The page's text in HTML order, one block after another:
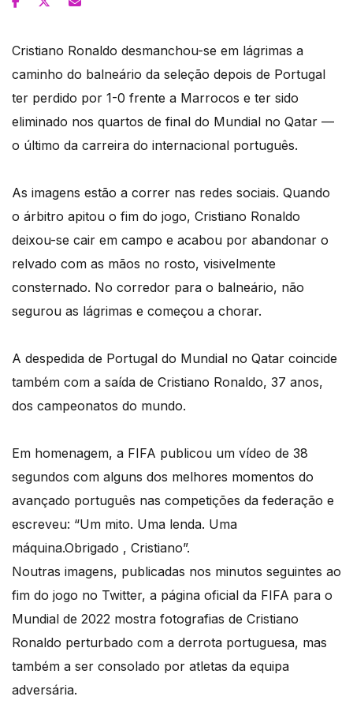
Cristiano Ronaldo desmanchou-se em lágrimas a
caminho do balneário da seleção depois de Portugal
ter perdido por 1-0 frente a Marrocos e ter sido
eliminado nos quartos de final do Mundial no Qatar —
o último da carreira do internacional português.
As imagens estão a correr nas redes sociais. Quando
o árbitro apitou o fim do jogo, Cristiano Ronaldo
deixou-se cair em campo e acabou por abandonar o
relvado com as mãos no rosto, visivelmente
consternado. No corredor para o balneário, não
segurou as lágrimas e começou a chorar.
A despedida de Portugal do Mundial no Qatar coincide
também com a saída de Cristiano Ronaldo, 37 anos,
dos campeonatos do mundo.
Em homenagem, a FIFA publicou um vídeo de 38
segundos com alguns dos melhores momentos do
avançado português nas competições da federação e
escreveu: “Um mito. Uma lenda. Uma
máquina.Obrigado , Cristiano”.
Noutras imagens, publicadas nos minutos seguintes ao
fim do jogo no Twitter, a página oficial da FIFA para o
Mundial de 2022 mostra fotografias de Cristiano
Ronaldo perturbado com a derrota portuguesa, mas
também a ser consolado por atletas da equipa
adversária.